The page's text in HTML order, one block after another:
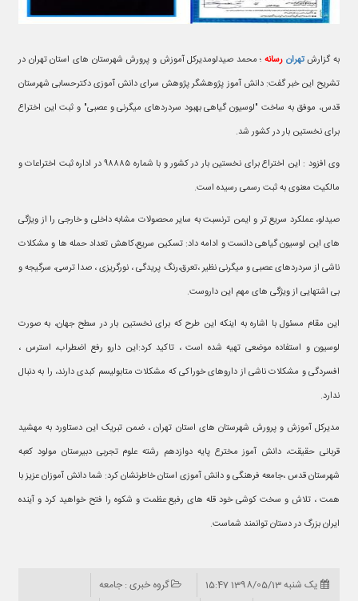
به گزارش تهران رسانه ؛ محمد صیدلومدیرکل آموزش و پرورش شهرستان های استان تهران در
تشریح این خبر گفت: دانش آموز پژوهشگر پژوهش سرای دانش آموزی دکترحسابی شهرستان
قدس، موفق به ساخت "لوسیون گیاهی بهبود سردردهای میگرنی و عصبی" و ثبت این اختراع
برای نخستین بار در کشور شد.
وی افزود : این اختراع برای نخستین بار در کشور و با شماره ۹۸۸۸۵ در اداره ثبت اختراعات و
مالکیت معنوی به ثبت رسمی رسیده است.
صیدلو، عملکرد سریع تر و ایمن ترنسبت به سایر محصولات مشابه داخلی و خارجی را از ویژگی
های این لوسیون گیاهی دانست و ادامه داد: تسکین سریع،کاهش تعداد حمله ها و مشکلات
ناشی از سردردهای عصبی و میگرنی نظیر ،تعرق،رنگ پریدگی ، نورگریزی ، صدا ترسی، سرگیجه و
بی اشتهایی از ویژگی های مهم این داروست.
این مقام مسئول با اشاره به اینکه این طرح که برای نخستین بار در سطح جهان، به صورت
لوسیون و استفاده موضعی تهیه شده است ، تاکید کرد:این دارو رفع اضطراب، استرس ،
افسردگی و مشکلات ناشی از داروهای خوراکی که مشکلات متابولیسم کبدی دارند، را به دنبال
ندارد.
مدیرکل آموزش و پرورش شهرستان های استان تهران ، ضمن تبریک این دستاورد به مهشید
قربانی حقیقت، دانش آموز مخترع پایه دوازدهم رشته علوم تجربی دبیرستان مولود کعبه
شهرستان قدس ،جامعه فرهنگی و دانش آموزی استان خاطرنشان کرد: شما دانش آموزان عزیز با
همت ، تلاش و سخت کوشی خود قله های رفیع عظمت و شکوه را فتح خواهید کرد و آینده
ایران بزرگ در دستان توانمند شماست.
یک شنبه 1398/05/13 15:47
گروه خبری : جامعه